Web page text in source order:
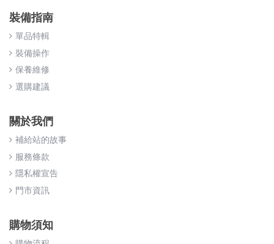
裝備指南
單品特輯
裝備操作
保養維修
選購建議
關於我們
補給站的故事
服務條款
隱私權宣告
門市資訊
購物須知